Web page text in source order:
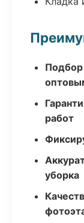
Подбор
работ
уборка